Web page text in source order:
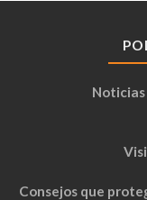
Noticias
Consejos que